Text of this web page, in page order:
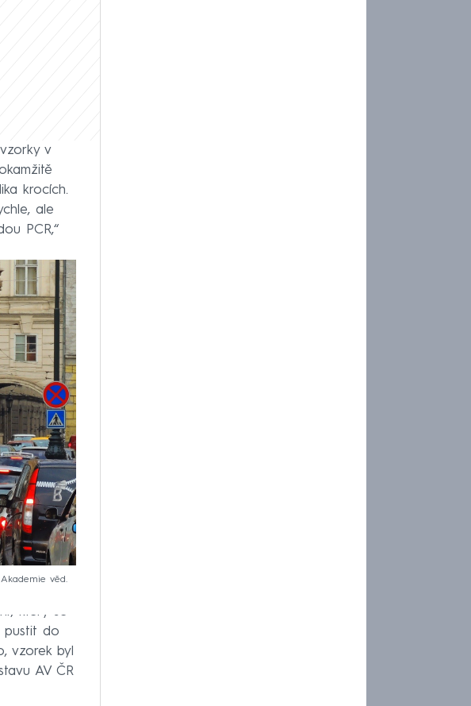
v
krocích.
ale
PCR,“
věd.
který se
pustit do
vzorek byl
AV ČR